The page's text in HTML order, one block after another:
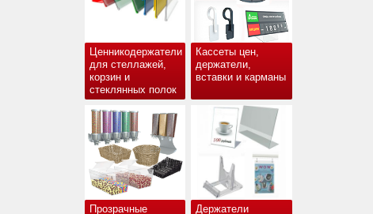
Ценникодержатели
для стеллажей,
корзин и
стеклянных полок
Кассеты цен,
держатели,
вставки и карманы
Прозрачные Держатели